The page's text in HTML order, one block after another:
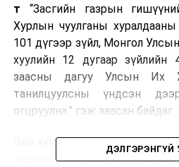
т “Засгийн газрын
Хурлын чуулганы
101 дүгээр зүйл, Монгол
хуулийн 12 дугаар
заасны дагуу Улсын Их
танилцуулсны үндсэн
огцруулна.” гэж заасан байдаг.
Энэ хуулийн дагуу Ерөнхий
гарганагэж Засгийн газрын
ДЭЛГЭРЭНГҮЙ